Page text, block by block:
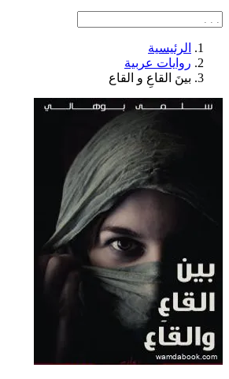
الرئيسية
روايات عربية
بينَ القاعِ و القاع